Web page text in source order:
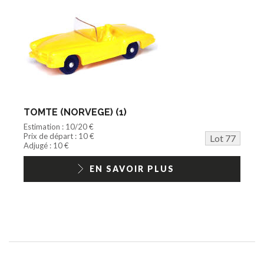
TOMTE (NORVEGE) (1)
Estimation : 10/20 €
Prix de départ : 10 €
Lot 77
Adjugé : 10 €
EN SAVOIR PLUS